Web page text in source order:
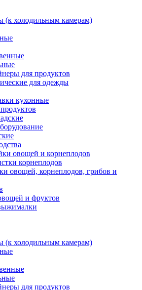
(к холодильным камерам)
для продуктов
для одежды
кухонные
овощей и корнеплодов
корнеплодов
овощей, корнеплодов, грибов и
и фруктов
(к холодильным камерам)
для продуктов